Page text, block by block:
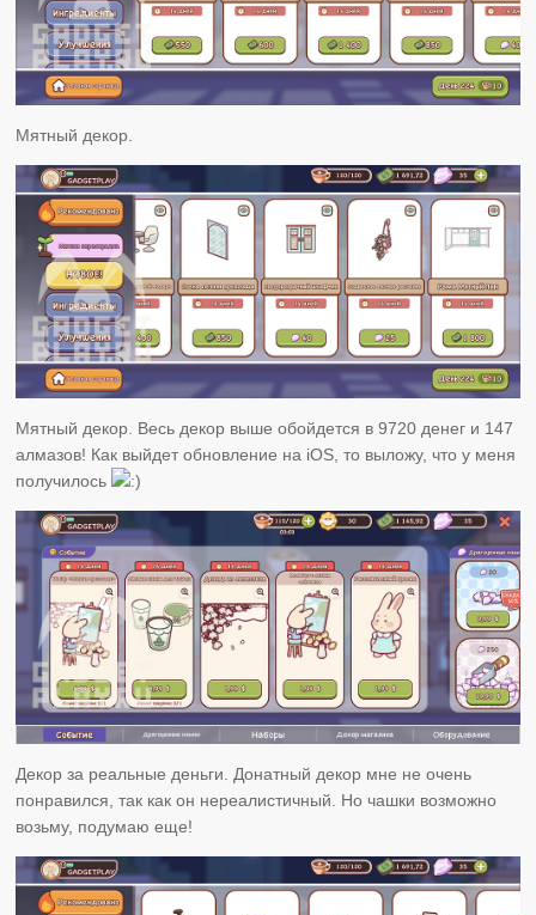
Мятный декор.
Мятный декор. Весь декор выше обойдется в 9720 денег и 147
алмазов! Как выйдет обновление на iOS, то выложу, что у меня
получилось
Декор за реальные деньги. Донатный декор мне не очень
понравился, так как он нереалистичный. Но чашки возможно
возьму, подумаю еще!